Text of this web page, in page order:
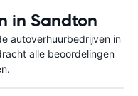
in Sandton
autoverhuurbedrijven in
alle beoordelingen